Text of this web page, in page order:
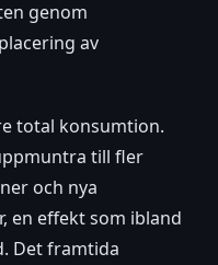
genom
av
total konsumtion.
till fler
och nya
en effekt som ibland
Det framtida